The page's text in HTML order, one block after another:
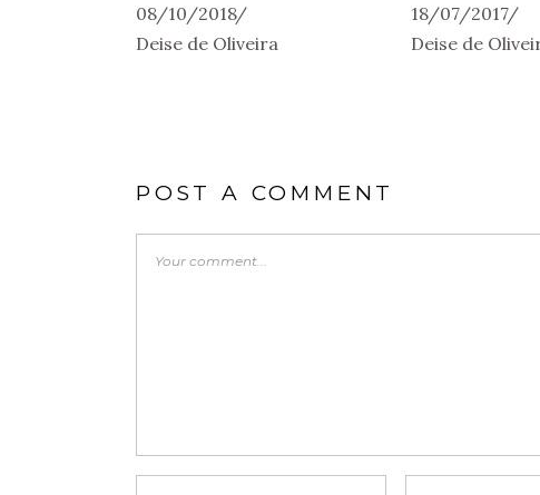
08/10/2018
Deise de Oliveira
18/07/2017
Deise de
POST A COMMENT